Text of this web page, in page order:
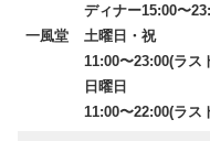
一風堂
ディナー15:00〜
土曜日・祝
11:00〜23:00(ラス
日曜日
11:00〜22:00(ラス